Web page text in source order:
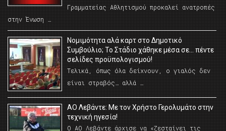
Γραμματείας Αθλητισμού προκαλεί ανατροπές
στην Ένωση …
Νομιμότητα αλά καρτ στο Δημοτικό
Συμβούλιο; Το Στάδιο χάθηκε μέσα σε… πέντε
σελίδες προϋπολογισμού!
Τελικά, όπως όλα δείχνουν, ο γιαλός δεν
είναι στραβός… αλλά …
ΑΟ Λεβάντε: Με τον Χρήστο Γερολυμάτο στην
τεχνική ηγεσία!
Ο ΑΟ Λεβάντε άρχισε να «ζεσταίνει τις